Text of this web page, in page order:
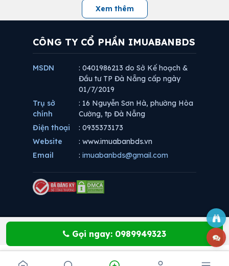
Xem thêm
Gọi ngay: 0989949323
CÔNG TY CỔ PHẦN IMUABANBDS
MSDN
: 0401986213 do Sở Kế hoạch &
Đầu tư TP Đà Nẵng cấp ngày
01/7/2019
Trụ sở
chính
: 16 Nguyễn Sơn Hà, phường Hòa
Cường, tp Đà Nẵng
Điện thoại
: 0935373173
Website
: www.imuabanbds.vn
Email
: imuabanbds@gmail.com